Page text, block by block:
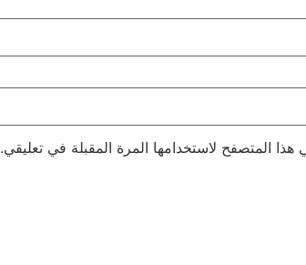
المتصفح لاستخدامها المرة المقبلة في تعليقي.